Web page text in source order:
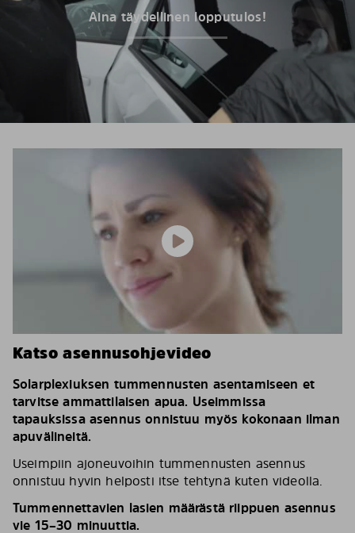
Aina täydellinen lopputulos!
Katso asennusohjevideo
Solarplexiuksen tummennusten asentamiseen et
tarvitse ammattilaisen apua. Useimmissa
tapauksissa asennus onnistuu myös kokonaan ilman
apuvälineitä.
Useimpiin ajoneuvoihin tummennusten asennus
onnistuu hyvin helposti itse tehtynä kuten videolla.
Tummennettavien lasien määrästä riippuen asennus
vie 15–30 minuuttia.